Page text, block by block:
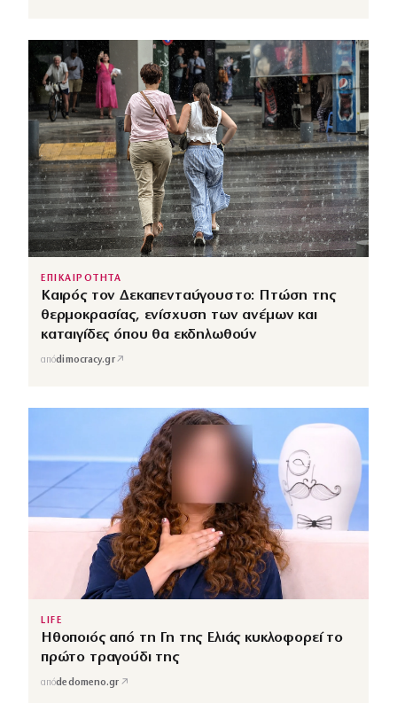
ΕΠΙΚΑΙΡΟΤΗΤΑ
Καιρός τον Δεκαπενταύγουστο: Πτώση της
θερμοκρασίας, ενίσχυση των ανέμων και
καταιγίδες όπου θα εκδηλωθούν
απόdimocracy.gr↗
LIFE
Ηθοποιός από τη Γη της Ελιάς κυκλοφορεί το
πρώτο τραγούδι της
απόdedomeno.gr ↗